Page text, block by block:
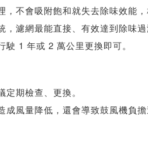
，不會吸附飽和就失去除味效能
，濾網最能直接、有效達到除味過
駛 1 年或 2 萬公里更換即可。
定期檢查、更換。
成風量降低，還會導致鼓風機負